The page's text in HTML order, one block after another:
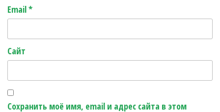
Email*
Сайт
Сохранить моё имя, email и адрес сайта в этом